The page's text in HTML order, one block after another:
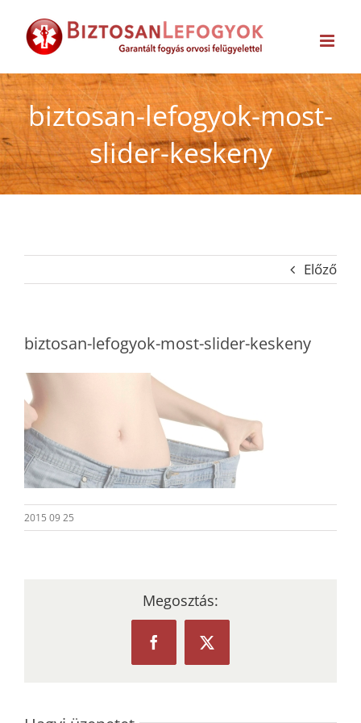
biztosan-lefogyok-most-
slider-keskeny
Előző
biztosan-lefogyok-most-slider-keskeny
2015 09 25
Megosztás:
FacebookX